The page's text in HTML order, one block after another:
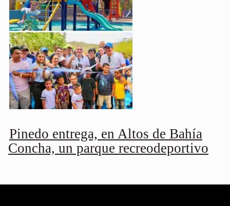
Pinedo entrega, en Altos de Bahía
Concha, un parque recreodeportivo